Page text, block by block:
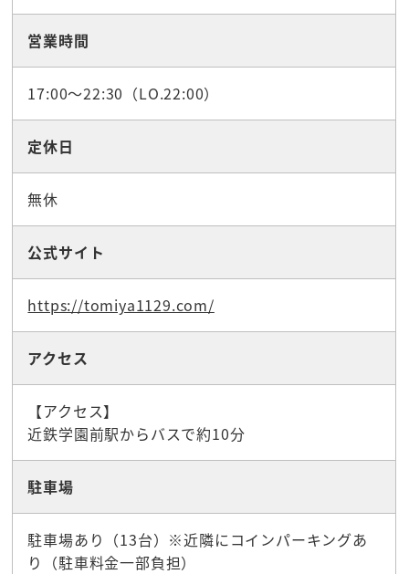
営業時間
17:00～22:30（LO.22:00）
定休日
無休
公式サイト
https://tomiya1129.com/
アクセス
【アクセス】
近鉄学園前駅からバスで約10分
駐車場
駐車場あり（13台）※近隣にコインパーキングあ
り（駐車料金一部負担）